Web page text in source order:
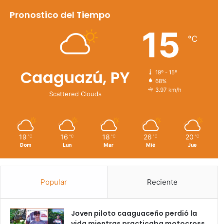
Pronostico del Tiempo
Caaguazú, PY
Scattered Clouds
15 ℃
19º - 15º
68%
3.97 km/h
19 ℃
Dom
16 ℃
Lun
18 ℃
Mar
26 ℃
Mié
20 ℃
Jue
Popular Reciente
Joven piloto caaguaceño perdió la